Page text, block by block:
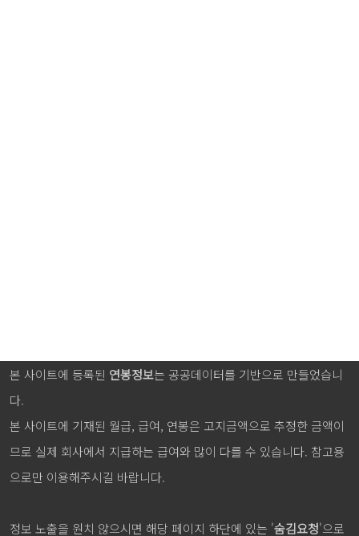
본 사이트에 등록된 연봉정보는 공공데이터를 기반으로 만들었습니
다.
본 사이트에 기재된 월급, 급여, 연봉은 고지금액으로 추정한 금액이
므로 실제 회사에서 지급하는 급여와 많이 다를 수 있습니다. 참고용
으로만 이용해주시길 바랍니다.
정보 노출을 원치 않으시면 해당 페이지 하단에 있는 '숨김요청'으로